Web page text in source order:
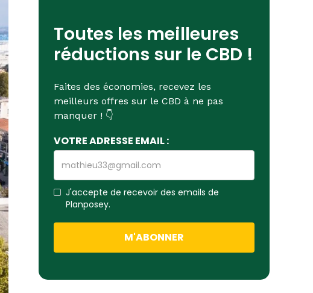
Toutes les meilleures
réductions sur le CBD !
Faites des économies, recevez les
meilleurs offres sur le CBD à ne pas
manquer ! 👇
VOTRE ADRESSE EMAIL :
J'accepte de recevoir des emails de
Planposey.